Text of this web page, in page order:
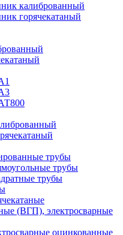
калиброванный
горячекатаный
трубы
трубы
трубы
(ВГП), электросварные
оцинкованные